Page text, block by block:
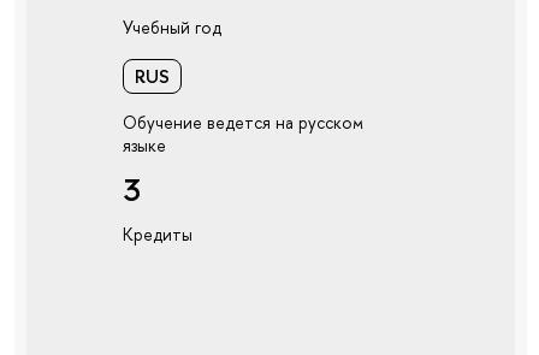
Учебный год
RUS
Обучение ведется на русском
языке
3
Кредиты